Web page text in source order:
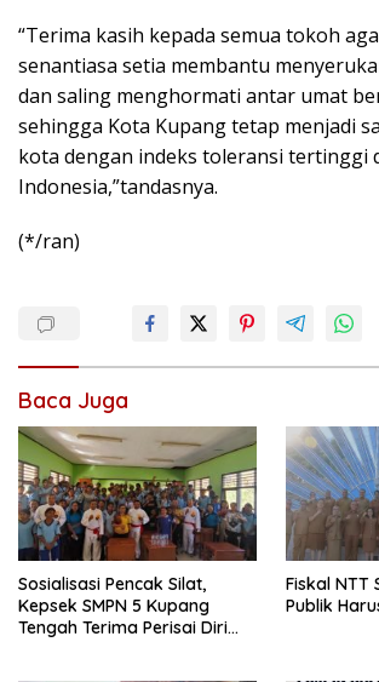
“Terima kasih kepada semua tokoh
senantiasa setia membantu
dan saling menghormati antar umat
sehingga Kota Kupang tetap menjadi
kota dengan indeks toleransi tertinggi
Indonesia,”tandasnya.
(*/ran)
Baca Juga
Sosialisasi Pencak Silat,
Kepsek SMPN 5 Kupang
Tengah Terima Perisai Diri
Fiskal NTT
Publik